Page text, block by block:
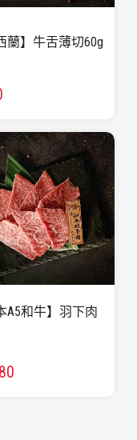
蘭】牛舌薄切60g
A5和牛】羽下肉